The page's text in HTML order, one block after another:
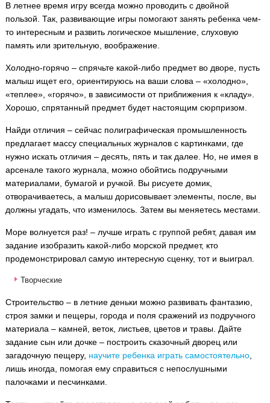
В летнее время игру всегда можно проводить с двойной
пользой. Так, развивающие игры помогают занять ребенка чем-
то интересным и развить логическое мышление, слуховую
память или зрительную, воображение.
Холодно-горячо – спрячьте какой-либо предмет во дворе, пусть
малыш ищет его, ориентируюсь на ваши слова – «холодно»,
«теплее», «горячо», в зависимости от приближения к «кладу».
Хорошо, спрятанный предмет будет настоящим сюрпризом.
Найди отличия – сейчас полиграфическая промышленность
предлагает массу специальных журналов с картинками, где
нужно искать отличия – десять, пять и так далее. Но, не имея в
арсенале такого журнала, можно обойтись подручными
материалами, бумагой и ручкой. Вы рисуете домик,
отворачиваетесь, а малыш дорисовывает элементы, после, вы
должны угадать, что изменилось. Затем вы меняетесь местами.
Море волнуется раз! – лучше играть с группой ребят, давая им
задание изобразить какой-либо морской предмет, кто
продемонстрировал самую интересную сценку, тот и выиграл.
Творческие
Строительство – в летние деньки можно развивать фантазию,
строя замки и пещеры, города и поля сражений из подручного
материала – камней, веток, листьев, цветов и травы. Дайте
задание сын или дочке – построить сказочный дворец или
загадочную пещеру, научите ребенка играть самостоятельно,
лишь иногда, помогая ему справиться с непослушными
палочками и песчинками.